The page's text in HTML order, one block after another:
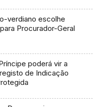
verdiano escolhe
Procurador-Geral
poderá vir a
de Indicação